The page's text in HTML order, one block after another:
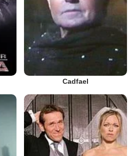
Cadfael